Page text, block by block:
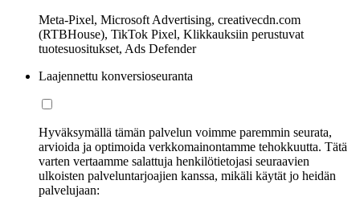
Meta-Pixel, Microsoft Advertising, creativecdn.com
(RTBHouse), TikTok Pixel, Klikkauksiin perustuvat
tuotesuositukset, Ads Defender
Laajennettu konversioseuranta
Hyväksymällä tämän palvelun voimme paremmin seurata,
arvioida ja optimoida verkkomainontamme tehokkuutta. Tätä
varten vertaamme salattuja henkilötietojasi seuraavien
ulkoisten palveluntarjoajien kanssa, mikäli käytät jo heidän
palvelujaan: